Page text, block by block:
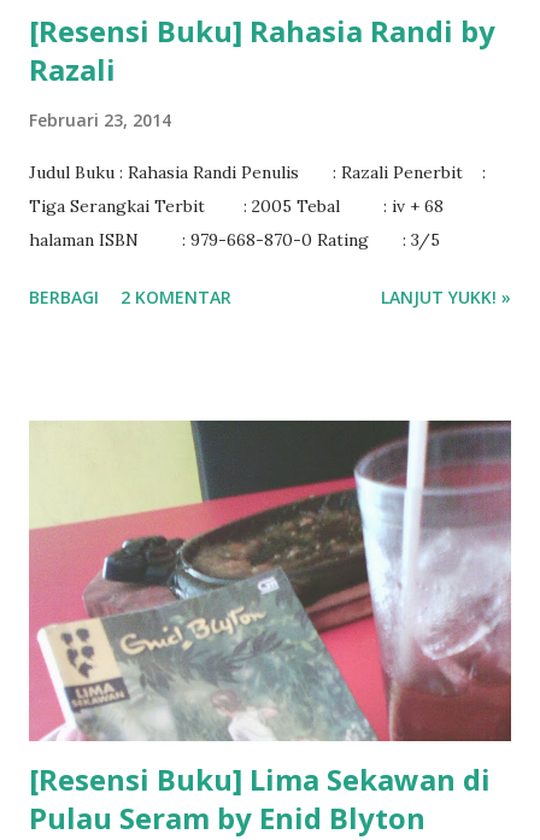
[Resensi Buku] Rahasia Randi by
Razali
Februari 23, 2014
Judul Buku : Rahasia Randi Penulis : Razali Penerbit :
Tiga Serangkai Terbit : 2005 Tebal : iv + 68
halaman ISBN : 979-668-870-0 Rating : 3/5
BERBAGI 2 KOMENTAR LANJUT YUKK! »
[Resensi Buku] Lima Sekawan di
Pulau Seram by Enid Blyton